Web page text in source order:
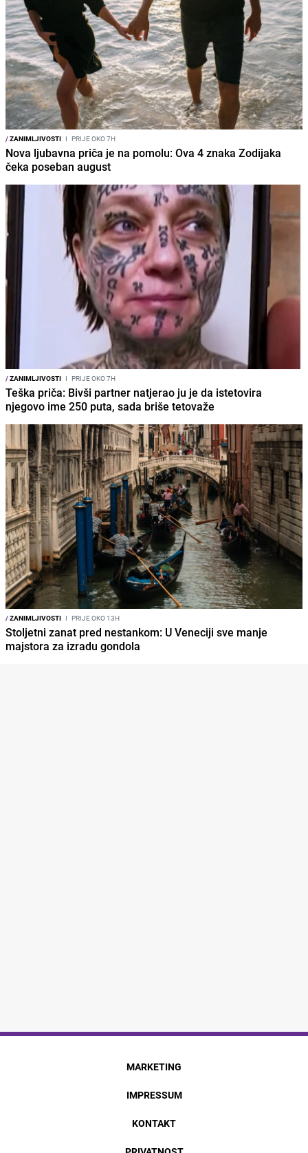
/ZANIMLJIVOSTI I PRIJE OKO 7H
Nova ljubavna priča je na pomolu: Ova 4 znaka Zodijaka
čeka poseban august
/ZANIMLJIVOSTI I PRIJE OKO 7H
Teška priča: Bivši partner natjerao ju je da istetovira
njegovo ime 250 puta, sada briše tetovaže
/ZANIMLJIVOSTI I PRIJE OKO 13H
Stoljetni zanat pred nestankom: U Veneciji sve manje
majstora za izradu gondola
MARKETING
IMPRESSUM
KONTAKT